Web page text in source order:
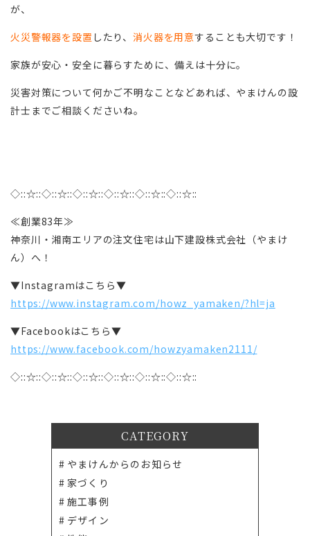
が、
火災警報器を設置 したり、消火器を用意することも大切です！
家族が安心・安全に暮らすために、備えは十分に。
災害対策について何かご不明なことなどあれば、やまけんの設
計士までご相談くださいね。
◇::☆::◇::☆::◇::☆::◇::☆::◇::☆::◇::☆::
≪創業83年≫
神奈川・湘南エリアの注文住宅は山下建設株式会社（やまけ
ん）へ！
▼Instagramはこちら▼
https://www.instagram.com/howz_yamaken/?hl=ja
▼Facebookはこちら▼
https://www.facebook.com/howzyamaken2111/
◇::☆::◇::☆::◇::☆::◇::☆::◇::☆::◇::☆::
CATEGORY
やまけんからのお知らせ
家づくり
施工事例
デザイン